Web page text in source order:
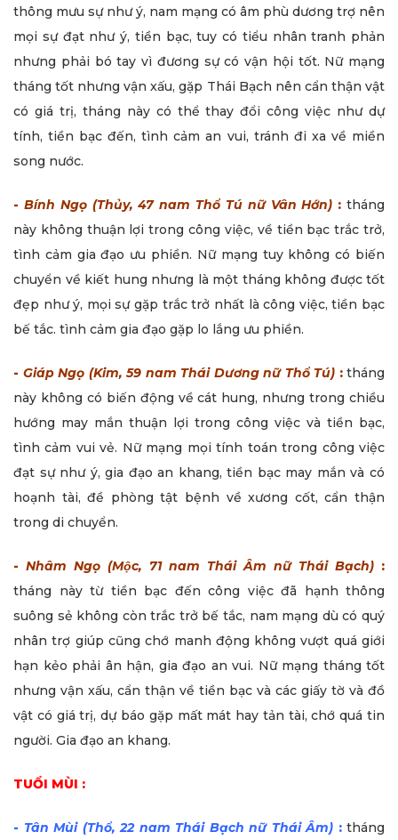
thông mưu sự như ý, nam mạng có âm phù dương trợ nên
mọi sự đạt như ý, tiền bạc, tuy có tiểu nhân tranh phản
nhưng phải bó tay vì đương sự có vận hội tốt. Nữ mạng
tháng tốt nhưng vận xấu, gặp Thái Bạch nên cẩn thận vật
có giá trị, tháng này có thể thay đổi công việc như dự
tính, tiền bạc đến, tình cảm an vui, tránh đi xa về miền
song nước.
- Bính Ngọ (Thủy, 47 nam Thổ Tú nữ Vân Hớn) : tháng
này không thuận lợi trong công việc, về tiền bạc trắc trở,
tình cảm gia đạo ưu phiền. Nữ mạng tuy không có biến
chuyển về kiết hung nhưng là một tháng không được tốt
đẹp như ý, mọi sự gặp trắc trở nhất là công việc, tiền bạc
bế tắc. tình cảm gia đạo gặp lo lắng ưu phiền.
- Giáp Ngọ (Kim, 59 nam Thái Dương nữ Thổ Tú) :tháng
này không có biến động về cát hung, nhưng trong chiều
hướng may mắn thuận lợi trong công việc và tiền bạc,
tình cảm vui vẻ. Nữ mạng mọi tính toán trong công việc
đạt sự như ý, gia đạo an khang, tiền bạc may mắn và có
hoạnh tài, đề phòng tật bệnh về xương cốt, cẩn thận
trong di chuyển.
- Nhâm Ngọ (Mộc, 71 nam Thái Âm nữ Thái Bạch) :
tháng này từ tiền bạc đến công việc đã hạnh thông
suông sẻ không còn trắc trở bế tắc, nam mạng dù có quý
nhân trợ giúp cũng chớ manh động không vượt quá giới
hạn kẻo phải ân hận, gia đạo an vui. Nữ mạng tháng tốt
nhưng vận xấu, cẩn thận về tiền bạc và các giấy tờ và đồ
vật có giá trị, dự báo gặp mất mát hay tản tài, chớ quá tin
người. Gia đạo an khang.
TUỔI MÙI :
- Tân Mùi (Thổ, 22 nam Thái Bạch nữ Thái Âm) :tháng